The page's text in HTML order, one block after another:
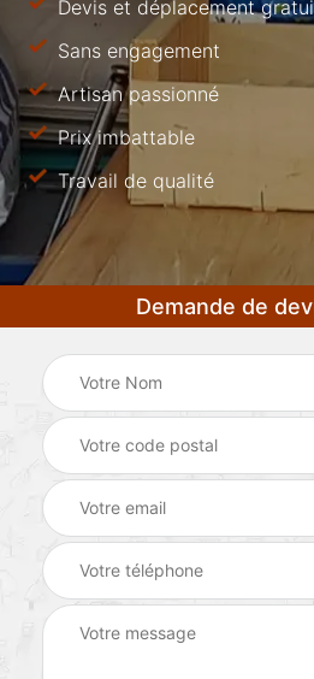
Devis et déplacement
Sans engagement
Artisan passionné
Prix imbattable
Travail de qualité
Demande de